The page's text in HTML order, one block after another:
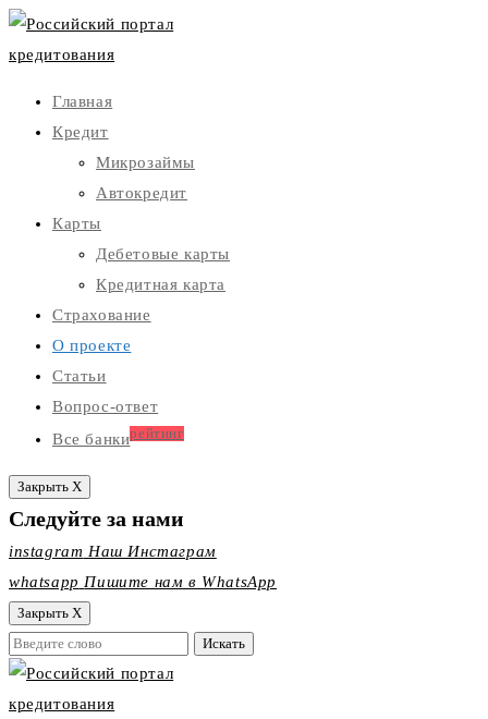
Главная
Кредит
Микрозаймы
Автокредит
Карты
Дебетовые карты
Кредитная карта
Страхование
О проекте
Статьи
Вопрос-ответ
Все банкирейтинг
Закрыть X
Следуйте за нами
instagram Наш Инстаграм
whatsapp Пишите нам в WhatsApp
Закрыть X